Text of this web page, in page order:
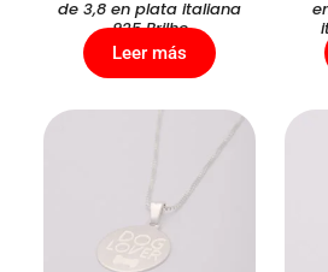
de 3,8 en plata italiana
925 Brilho
Leer más